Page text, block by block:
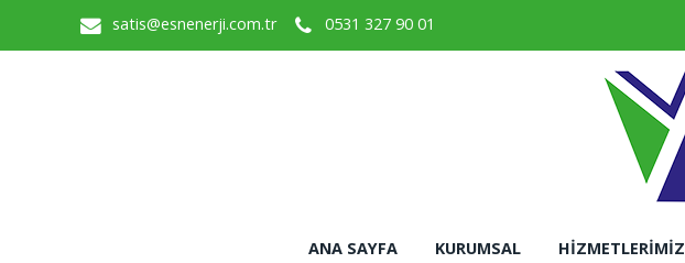
satis@esnenerji.com.tr 0531 327 90 01
ANA SAYFA KURUMSAL HIZMETLERIMIZ